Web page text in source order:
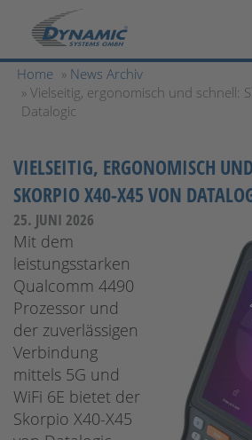
Home » News Archiv
» Vielseitig, ergonomisch und schnell:
Datalogic
VIELSEITIG, ERGONOMISCH
SKORPIO X40-X45 VON
25. JUNI 2026
Mit dem
leistungsstarken
Qualcomm 4490
Prozessor und
der zuverlässigen
Verbindung
mittels 5G und
WiFi 6E bietet der
Skorpio X40-X45